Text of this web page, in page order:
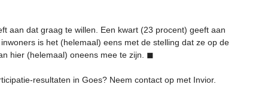
aan dat graag te willen. Een kwart (23 procent) geeft aan
is het (helemaal) eens met de stelling dat ze op de
hier (helemaal) oneens mee te zijn. ◼
resultaten in Goes? Neem contact op met Invior.